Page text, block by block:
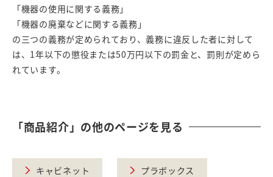
「機器の使用に関する義務」
「機器の廃棄などに関する義務」
の三つの義務が定められており、義務に違反した者に対して
は、1年以下の懲役または50万円以下の罰金と、罰則が定めら
れています。
「商品紹介」の他のページを見る
キャビネット プラボックス